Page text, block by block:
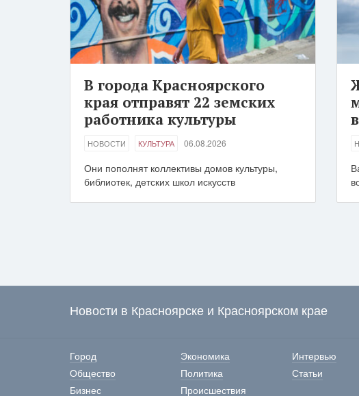
В города Красноярского
края отправят 22 земских
работника культуры
НОВОСТИ КУЛЬТУРА 06.08.2026
Они пополнят коллективы домов культуры,
библиотек, детских школ искусств
Новости в Красноярске и Красноярском крае
Город
Общество
Бизнес
Экономика
Политика
Происшествия
Интервью
Статьи